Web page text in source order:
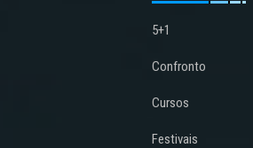
5+1
Confronto
Cursos
Festivais